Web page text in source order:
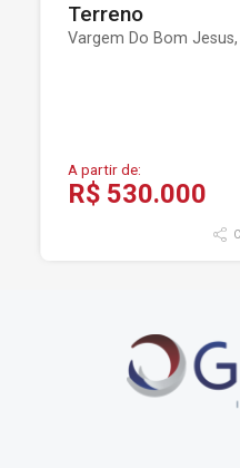
Terreno
Vargem Do Bom Jesus,
A partir de:
R$ 530.000